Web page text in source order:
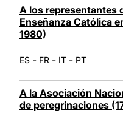
A los representantes
Enseñanza Católica
1980)
ES - FR - IT - PT
A la Asociación
de peregrinaciones